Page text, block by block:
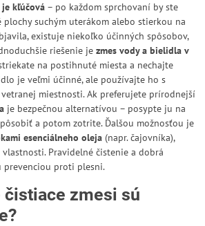
je kľúčová – po každom sprchovaní by ste
suchým uterákom alebo stierkou na
existuje niekoľko účinných spôsobov,
riešenie je zmes vody a bielidla v
na postihnuté miesta a nechajte
je veľmi účinné, ale používajte ho s
miestnosti. Ak preferujete prírodnejší
je bezpečnou alternatívou – posypte ju na
a potom zotrite. Ďalšou možnosťou je
esenciálneho oleja (napr. čajovníka),
Pravidelné čistenie a dobrá
prevenciou proti plesni.
čistiace zmesi sú